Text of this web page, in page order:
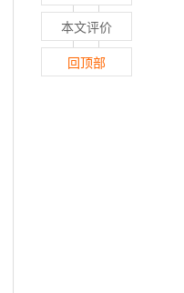
本文评价
回顶部